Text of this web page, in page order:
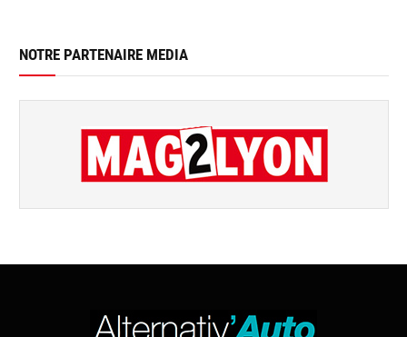
NOTRE PARTENAIRE MEDIA